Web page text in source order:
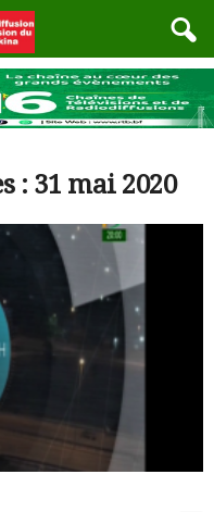
: 31 mai 2020